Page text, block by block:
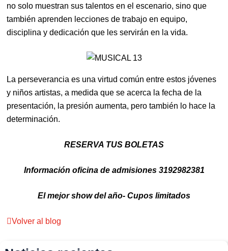
no solo muestran sus talentos en el escenario, sino que
también aprenden lecciones de trabajo en equipo,
disciplina y dedicación que les servirán en la vida.
La perseverancia es una virtud común entre estos jóvenes
y niños artistas, a medida que se acerca la fecha de la
presentación, la presión aumenta, pero también lo hace la
determinación.
RESERVA TUS BOLETAS
Información oficina de admisiones 3192982381
El mejor show del año- Cupos limitados
Volver al blog